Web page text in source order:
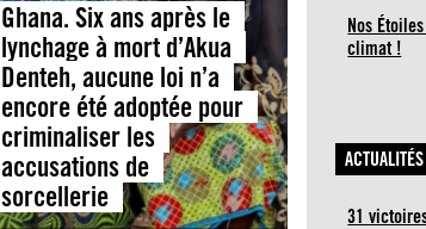
Ghana. Six ans après le
lynchage à mort d’Akua
Denteh, aucune loi n’a
encore été adoptée pour
criminaliser les
accusations de
sorcellerie
Nos
climat !
ACTUALITÉS
31